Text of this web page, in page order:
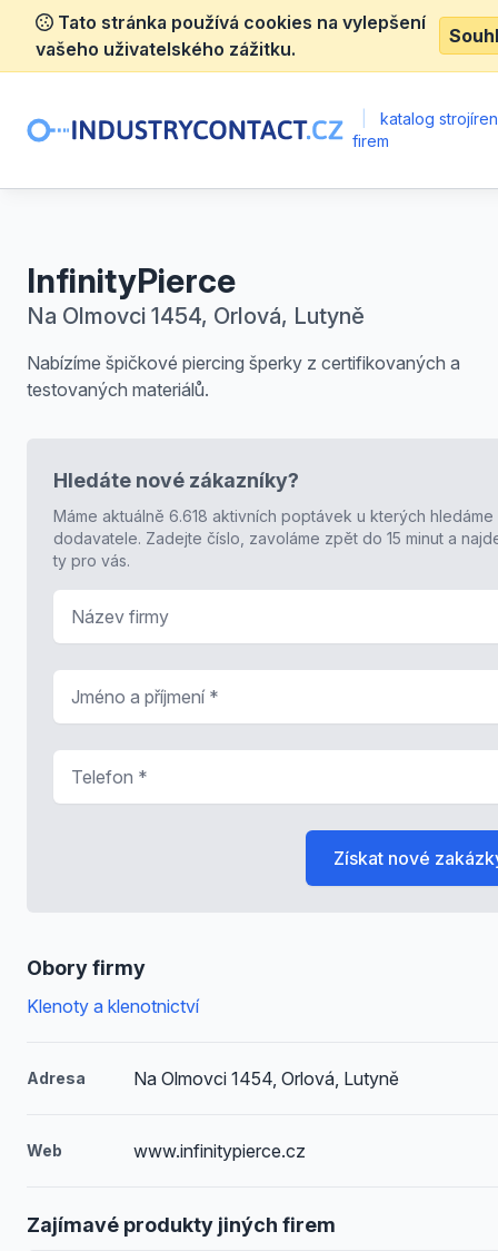
Tato stránka používá cookies na vylepšení
vašeho uživatelského zážitku.
katalog
firem
InfinityPierce
Na Olmovci 1454, Orlová, Lutyně
Nabízíme špičkové piercing šperky z certifikovaných a
testovaných materiálů.
Obory firmy
Klenoty a klenotnictví
Adresa Na Olmovci 1454, Orlová, Lutyně
Web www.infinitypierce.cz
Zajímavé produkty jiných firem
Hledáte nové zákazníky?
Máme aktuálně 6.618 aktivních poptávek u kterých hledáme
dodavatele. Zadejte číslo, zavoláme zpět do 15 minut a
ty pro vás.
Získat nové